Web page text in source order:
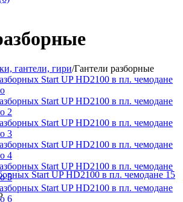
гантели, гири/Гантели разборные
Start UP HD2100 в пл. чемодане 15